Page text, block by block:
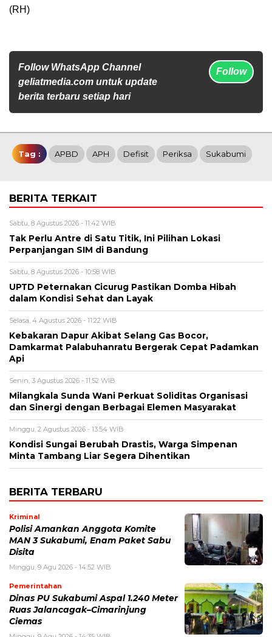
(RH)
Follow WhatsApp Channel
geliatmedia.com untuk update
berita terbaru setiap hari
Follow
Tag : APBD APH Defisit Periksa Sukabumi
BERITA TERKAIT
Sabtu, 8 Agustus 2026 - 11:42 WIB
Tak Perlu Antre di Satu Titik, Ini Pilihan Lokasi
Perpanjangan SIM di Bandung
Sabtu, 8 Agustus 2026 - 10:58 WIB
UPTD Peternakan Cicurug Pastikan Domba Hibah
dalam Kondisi Sehat dan Layak
Selasa, 4 Agustus 2026 - 11:22 WIB
Kebakaran Dapur Akibat Selang Gas Bocor,
Damkarmat Palabuhanratu Bergerak Cepat Padamkan
Api
Senin, 3 Agustus 2026 - 11:52 WIB
Milangkala Sunda Wani Perkuat Soliditas Organisasi
dan Sinergi dengan Berbagai Elemen Masyarakat
Minggu, 2 Agustus 2026 - 13:54 WIB
Kondisi Sungai Berubah Drastis, Warga Simpenan
Minta Tambang Liar Segera Dihentikan
BERITA TERBARU
Kriminal
Polisi Amankan Anggota Komite
MAN 3 Sukabumi, Enam Paket Sabu
Disita
Minggu, 9 Agu 2026 - 14:52 WIB
Pemerintahan
Dinas PU Sukabumi Aspal 1.240 Meter
Ruas Jalancagak–Cimarinjung
Ciemas